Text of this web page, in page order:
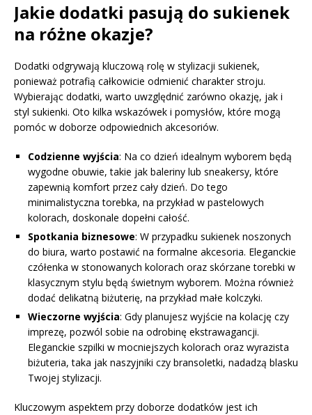
Jakie dodatki pasują do sukienek
na różne okazje?
Dodatki odgrywają kluczową rolę w stylizacji sukienek,
ponieważ potrafią całkowicie odmienić charakter stroju.
Wybierając dodatki, warto uwzględnić zarówno okazję, jak i
styl sukienki. Oto kilka wskazówek i pomysłów, które mogą
pomóc w doborze odpowiednich akcesoriów.
Codzienne wyjścia: Na co dzień idealnym wyborem będą
wygodne obuwie, takie jak baleriny lub sneakersy, które
zapewnią komfort przez cały dzień. Do tego
minimalistyczna torebka, na przykład w pastelowych
kolorach, doskonale dopełni całość.
Spotkania biznesowe: W przypadku sukienek noszonych
do biura, warto postawić na formalne akcesoria. Eleganckie
czółenka w stonowanych kolorach oraz skórzane torebki w
klasycznym stylu będą świetnym wyborem. Można również
dodać delikatną biżuterię, na przykład małe kolczyki.
Wieczorne wyjścia: Gdy planujesz wyjście na kolację czy
imprezę, pozwól sobie na odrobinę ekstrawagancji.
Eleganckie szpilki w mocniejszych kolorach oraz wyrazista
biżuteria, taka jak naszyjniki czy bransoletki, nadadzą blasku
Twojej stylizacji.
Kluczowym aspektem przy doborze dodatków jest ich